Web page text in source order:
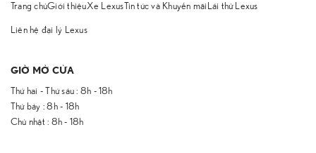
Trang chủGiới thiệuXe LexusTin tức và Khuyến mãi Lái thử Lexus
Liên hệ đại lý Lexus
GIỜ MỞ CỬA
Thứ hai - Thứ sáu : 8h - 18h
Thứ bảy : 8h - 18h
Chủ nhật : 8h - 18h